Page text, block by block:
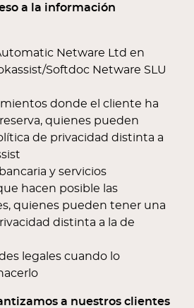
a la información
Netware Ltd en
Softdoc Netware SLU
donde el cliente ha
quienes pueden
de privacidad distinta a
y servicios
hacen posible las
quienes pueden tener una
distinta a la de
legales cuando lo
a nuestros clientes